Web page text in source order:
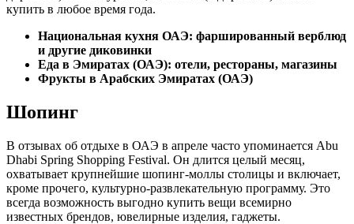
купить в любое время года.
Национальная кухня ОАЭ: фаршированный верблюд
и другие диковинки
Еда в Эмиратах (ОАЭ): отели, рестораны, магазины
Фрукты в Арабских Эмиратах (ОАЭ)
Шопинг
В отзывах об отдыхе в ОАЭ в апреле часто упоминается Abu
Dhabi Spring Shopping Festival. Он длится целый месяц,
охватывает крупнейшие шопинг-моллы столицы и включает,
кроме прочего, культурно-развлекательную программу. Это
всегда возможность выгодно купить вещи всемирно
известных брендов, ювелирные изделия, гаджеты.